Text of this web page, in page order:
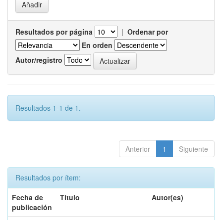
Resultados por página | Ordenar por
En orden
Autor/registro
Resultados 1-1 de 1.
Anterior 1 Siguiente
Resultados por ítem:
Fecha de
publicación
Título Autor(es)